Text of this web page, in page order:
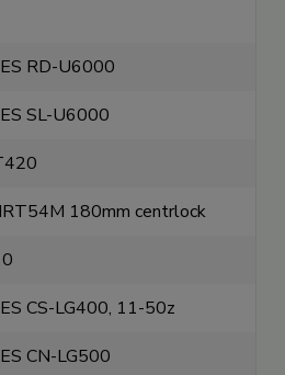
RD-U6000
SL-U6000
180mm centrlock
CS-LG400, 11-50z
CN-LG500